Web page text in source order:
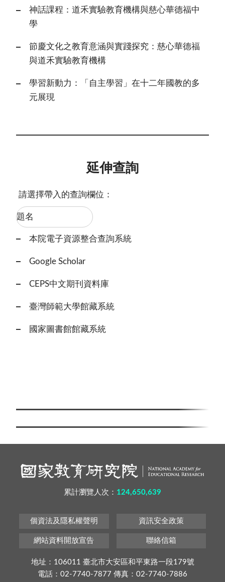
神話課程：道禾實驗教育機構與慈心華德福中
學
節慶文化之教育意涵與實踐探究：慈心華德福
與道禾實驗教育機構
學習新動力：「自主學習」在十二年國教的多
元展現
延伸查詢
請選擇帶入的查詢欄位：
本院電子資源整合查詢系統
Google Scholar
CEPS中文期刊資料庫
臺灣師範大學館藏系統
國家圖書館館藏系統
累計瀏覽人次： 124,650,639
個資法及隱私權聲明 資訊安全政策
網站資料開放宣告 聯絡信箱
地址：106011 臺北市大安區和平東路一段179號
電話：02-7740-7877 傳真：02-7740-7886